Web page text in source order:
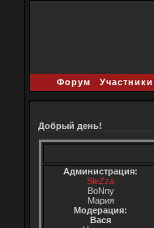
Форум Участники
Добрый день!
Администрация:
SleZza
BoNny
Мария
Модерация:
Вася